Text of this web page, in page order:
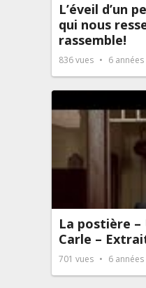
L’éveil d’un
qui nous
rassemble!
836vues 6
La postière –
Carle –
701 vues 6